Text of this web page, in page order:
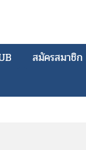
สมัครสมาชิก